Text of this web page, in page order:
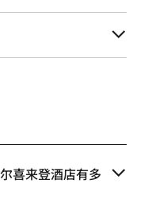
喜来登酒店有多